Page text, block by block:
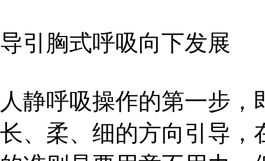
导引胸式呼吸向下发展
人静呼吸操作的第一步
长、柔、细的方向引导，